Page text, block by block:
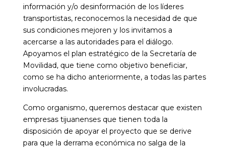
información y/o desinformación de los líderes
transportistas, reconocemos la necesidad de que
sus condiciones mejoren y los invitamos a
acercarse a las autoridades para el diálogo.
Apoyamos el plan estratégico de la Secretaría de
Movilidad, que tiene como objetivo beneficiar,
como se ha dicho anteriormente, a todas las partes
involucradas.
Como organismo, queremos destacar que existen
empresas tijuanenses que tienen toda la
disposición de apoyar el proyecto que se derive
para que la derrama económica no salga de la